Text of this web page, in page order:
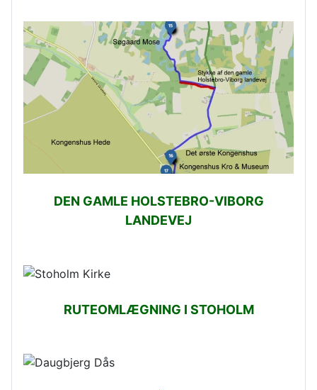
DEN GAMLE HOLSTEBRO-VIBORG
LANDEVEJ
RUTEOMLÆGNING I STOHOLM